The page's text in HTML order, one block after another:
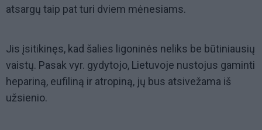
atsargų taip pat turi dviem mėnesiams.
Jis įsitikinęs, kad šalies ligoninės neliks be būtiniausių
vaistų. Pasak vyr. gydytojo, Lietuvoje nustojus gaminti
hepariną, eufiliną ir atropiną, jų bus atsivežama iš
užsienio.